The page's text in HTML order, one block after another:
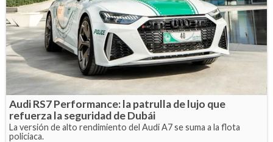
Audi RS7 Performance: la patrulla de lujo que
refuerza la seguridad de Dubái
La versión de alto rendimiento del Audi A7 se suma a la flota
policiaca.